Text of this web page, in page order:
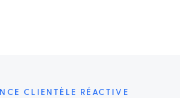
CLIENTÈLE RÉACTIVE